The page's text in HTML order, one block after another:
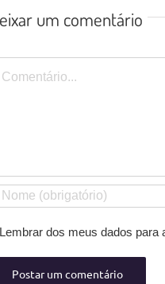
um comentário
Lembrar dos meus dados para